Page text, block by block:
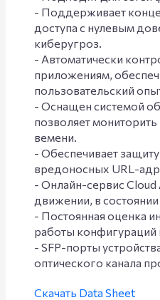
- Поддерживает
доступа с нулевым
киберугроз.
- Автоматически
приложениям,
пользовательский
- Оснащен системой
позволяет
вемени.
- Обеспечивает
вредоносных URL-
- Онлайн-сервис
движении, в
- Постоянная оценка
работы конфигураций
- SFP-порты
оптического канала
Скачать Data Sheet